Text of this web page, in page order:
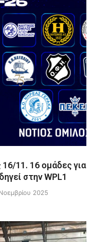
11. 16 ομάδες για
στην WPL1
2025